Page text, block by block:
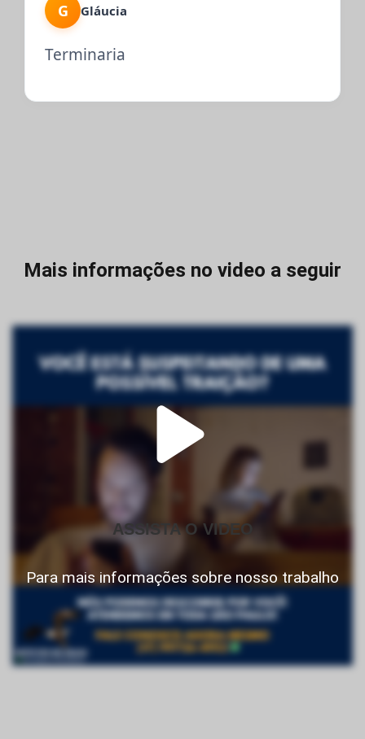
G Gláucia
Terminaria
Mais informações no video a seguir
ASSISTA O VIDEO
Para mais informações sobre nosso trabalho